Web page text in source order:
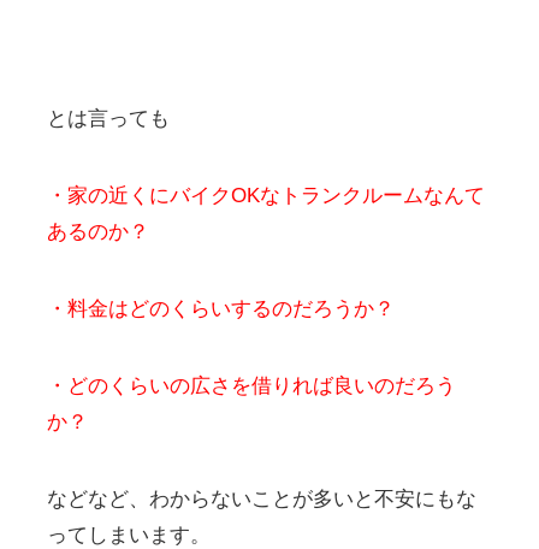
とは言っても
・家の近くにバイクOKなトランクルームなんて
あるのか？
・料金はどのくらいするのだろうか？
・どのくらいの広さを借りれば良いのだろう
か？
などなど、わからないことが多いと不安にもな
ってしまいます。